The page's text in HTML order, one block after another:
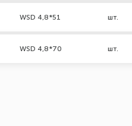
WSD 4,8*51 шт.
WSD 4,8*70 шт.